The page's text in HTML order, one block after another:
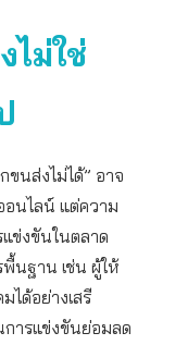
ไม่ใช่
ขนส่งไม่ได้” อาจ
อนไลน์ แต่ความ
ข่งขันในตลาด
พื้นฐาน เช่น ผู้ให้
ได้อย่างเสรี
ารแข่งขันย่อมลด